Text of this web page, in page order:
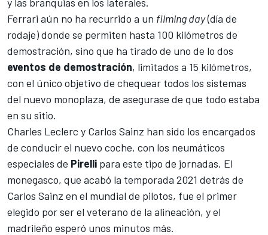
Ferrari aún no ha recurrido a un filming day(día de
rodaje) donde se permiten hasta 100 kilómetros de
demostración, sino que ha tirado de uno de lo dos
eventos de demostración, limitados a 15 kilómetros,
con el único objetivo de chequear todos los sistemas
del nuevo monoplaza, de asegurase de que todo estaba
en su sitio.
Charles Leclerc y Carlos Sainz han sido los encargados
de conducir el nuevo coche, con los neumáticos
especiales de Pirelli para este tipo de jornadas. El
monegasco, que acabó la temporada 2021 detrás de
Carlos Sainz en el mundial de pilotos, fue el primer
elegido por ser el veterano de la alineación, y el
madrileño esperó unos minutos más.